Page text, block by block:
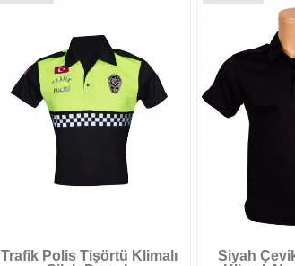
Trafik Polis Tişörtü Klimalı
Siyah